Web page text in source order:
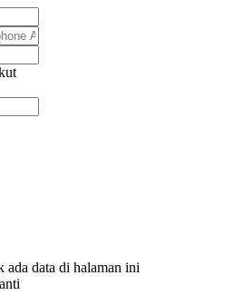
ada data di halaman ini